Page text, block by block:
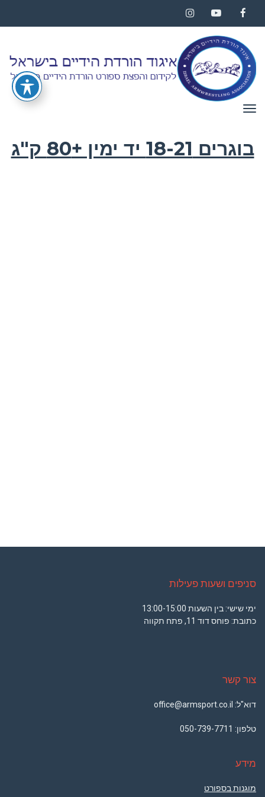
Facebook
YouTube
Instagram
תפריט
בוגרים 18-21 יד ימין +80 ק"ג
סניפים ושעות פעילות
ימי שישי: בין השעות 13:00-15:00
כתובת: פוחס דוד 11, פתח תקווה
צור קשר
דוא"ל: office@armsport.co.il
טלפון: 050-739-7711
מידע
מוגנות בספורט